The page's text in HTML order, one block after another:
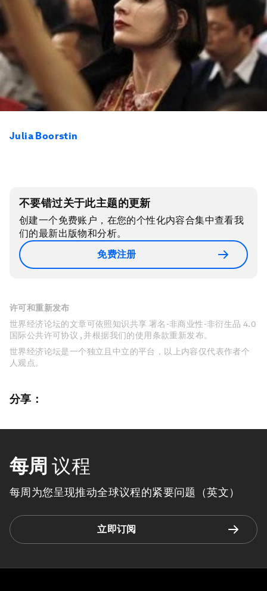
Julia Boorstin
不要错过关于此主题的更新
创建一个免费账户，在您的个性化内容合集中查看我
们的最新出版物和分析。
免费注册
许可和重新发布
世界经济论坛的文章可依照知识共享 署名-非商业性-非衍生品 4.0
国际公共许可协议 , 并根据我们的使用条款重新发布。
世界经济论坛是一个独立且中立的平台，以上内容仅代表作者个
人观点。
分享：
每周 议程
每周为您呈现推动全球议程的紧要问题（英文）
立即订阅